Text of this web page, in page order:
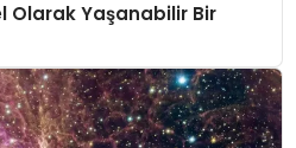
Olarak Yaşanabilir Bir